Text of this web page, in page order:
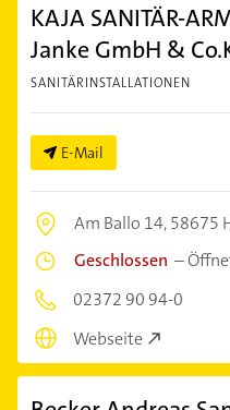
KAJA SANITÄR-
Janke GmbH &
SANITÄRINSTALLATIONEN
E-Mail
Am Ballo 14,58675
Geschlossen –
02372 90 94-0
Webseite